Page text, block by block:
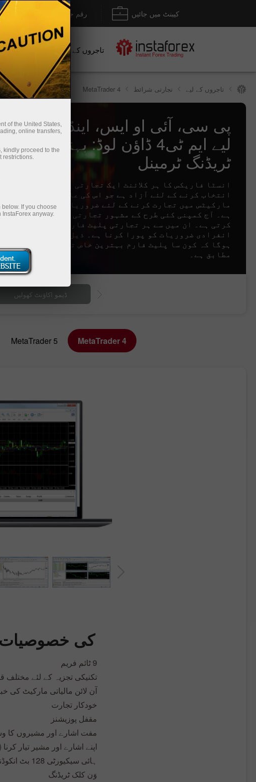
رقم جمع کروانا / نکلوانا کیبنٹ میں جائیں
تاجروں کے لیے نو آموز کے
تاجروں کے لیے تجارتی شرائط MetaTrader 4
پی سی، آئی او ایس، اینڈرائیڈ کے
لیے ایم ٹی4 ڈاؤن لوڈ: بہترین
ٹریڈنگ ٹرمینل
انسٹا فاریکس کا ہر کلائنٹ ایک تجارتی پلیٹ فارم کا
انتخاب کرنے کے لئے آزاد ہے جو اس کی عالمی مالیاتی
مارکیٹس میں تجارت کرنے کے لئے ضروریات پر پورا اترتا
ہے۔ آج کمپنی کئی طرح کے مشہور تجارتی ٹرمینلز پیش
کرتی ہے۔ ان میں سے ہر تجارتی پلیٹ فارم کا مقصد
انفرادی ضروریات کو پورا کرنا ہے۔ ذیل میں آپ کو معلوم
ہوگا کہ کون سا پلیٹ فارم بہترین خاص تجارتی مقاصد کے
مطابق ہے۔
ڈیمو اکاؤنٹ کھولیں
MetaTrader 4
MetaTrader 5
کی خصوصیات
9 ٹائم فریم
تکنیکی تجزیہ کے لئے مختلف
آن لائن مالیاتی مارکیٹ کی
خودکار تجارت
مقفل پوزیشنز
مفت اشارے اور مشیروں کا
اپنے اشارے اور مشیر تیار کرنا
ہائی سیکیورٹی 128 بٹ انکوڈنگ
وَن کلک ٹریڈنگ
of the United States,
online transfers,
kindly proceed to the
restrictions.
If you choose
anyway.